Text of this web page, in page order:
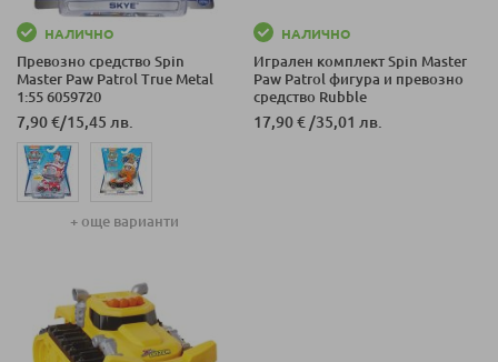
НАЛИЧНО
Превозно средство Spin
Master Paw Patrol True Metal
1:55 6059720
7,90 €/15,45 лв.
+ още варианти
НАЛИЧНО
Игрален комплект Spin Master
Paw Patrol фигура и превозно
средство Rubble
17,90 € /35,01 лв.